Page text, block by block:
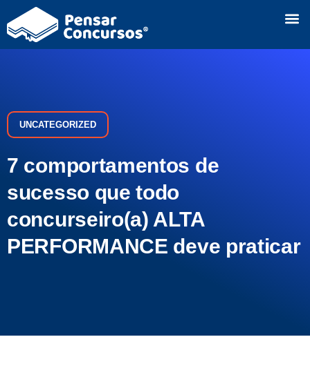
UNCATEGORIZED
7 comportamentos de
sucesso que todo
concurseiro(a) ALTA
PERFORMANCE deve praticar